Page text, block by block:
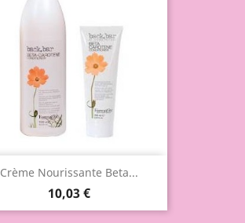
Crème Nourissante Beta...
10,03 €